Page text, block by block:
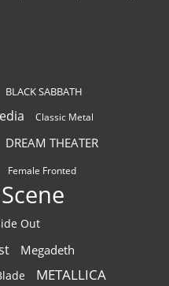
BLACK SABBATH
Classic Metal
DREAM THEATER
Female Fronted
Out
Megadeth
METALLICA